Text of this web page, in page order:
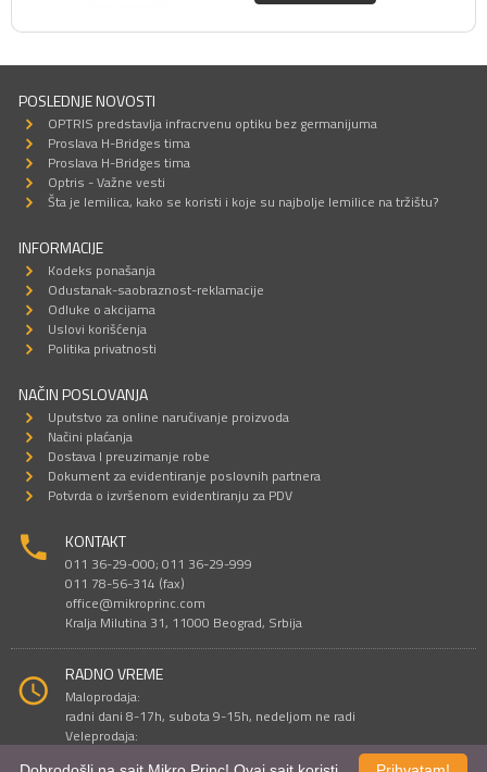
POSLEDNJE NOVOSTI
OPTRIS predstavlja infracrvenu optiku bez germanijuma
Proslava H-Bridges tima
Proslava H-Bridges tima
Optris - Važne vesti
Šta je lemilica, kako se koristi i koje su najbolje lemilice na tržištu?
INFORMACIJE
Kodeks ponašanja
Odustanak-saobraznost-reklamacije
Odluke o akcijama
Uslovi korišćenja
Politika privatnosti
NAČIN POSLOVANJA
Uputstvo za online naručivanje proizvoda
Načini plaćanja
Dostava I preuzimanje robe
Dokument za evidentiranje poslovnih partnera
Potvrda o izvršenom evidentiranju za PDV
KONTAKT
011 36-29-000; 011 36-29-999
011 78-56-314 (fax)
office@mikroprinc.com
Kralja Milutina 31, 11000 Beograd, Srbija
RADNO VREME
Maloprodaja:
radni dani 8-17h, subota 9-15h, nedeljom ne radi
Veleprodaja: